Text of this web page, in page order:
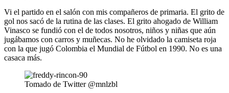
Vi el partido en el salón con mis compañeros de primaria. El grito de
gol nos sacó de la rutina de las clases. El grito ahogado de William
Vinasco se fundió con el de todos nosotros, niños y niñas que aún
jugábamos con carros y muñecas. No he olvidado la camiseta roja
con la que jugó Colombia el Mundial de Fútbol en 1990. No es una
casaca más.
Tomado de Twitter @mnlzbl